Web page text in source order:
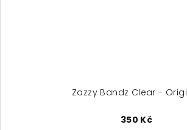
Zazzy Bandz Clear -
350 Kč